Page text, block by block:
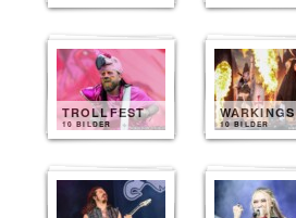
TROLLFEST
10 BILDER
WARKINGS
10 BILDER